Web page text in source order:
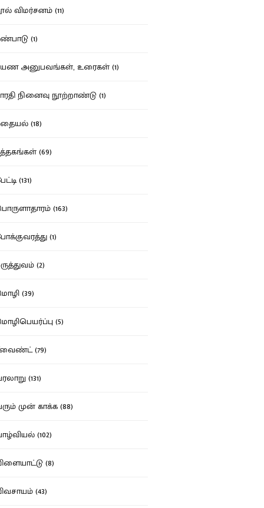
விமர்சனம் (11)
(1)
அனுபவங்கள், உரைகள் (1)
நினைவு நூற்றாண்டு (1)
(18)
(69)
(131)
(163)
(1)
(2)
(39)
(5)
(79)
(131)
முன் காக்க (88)
(102)
(8)
(43)